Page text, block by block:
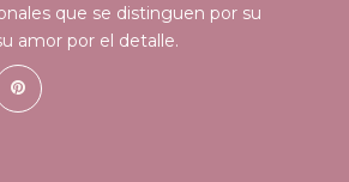
que se distinguen por su
amor por el detalle.